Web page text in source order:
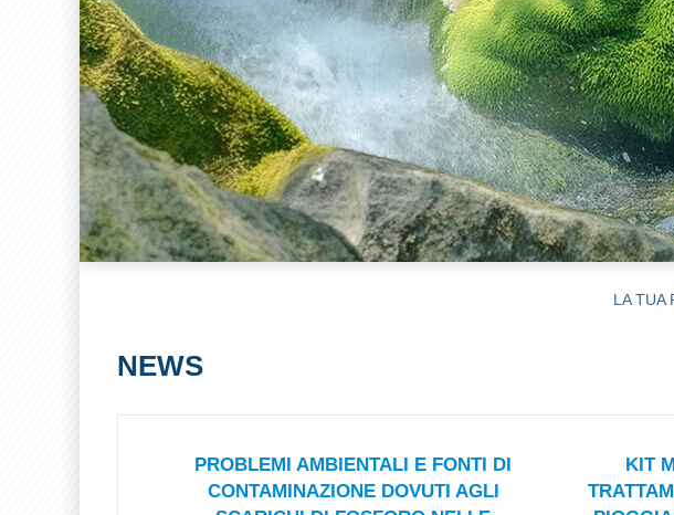
LA TUA
NEWS
PROBLEMI AMBIENTALI E FONTI DI
CONTAMINAZIONE DOVUTI AGLI
KIT